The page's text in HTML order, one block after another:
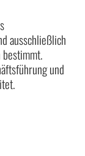
ausschließlich
und